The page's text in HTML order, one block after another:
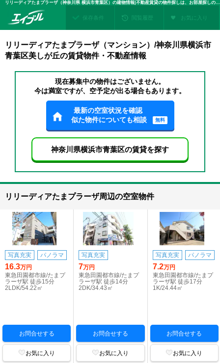
リリーディアたまプラーザ（神奈川県 横浜市青葉区）の建物情報|不動産賃貸の物件探しは、お部屋探しのエイブル
保存条件 閲覧履歴 お気に入り
リリーディアたまプラーザ（マンション）/神奈川県横浜市
青葉区美しが丘の賃貸物件・不動産情報
現在募集中の物件はございません。
今は満室ですが、空予定が出る場合もあります。
最新の空室状況を確認
似た物件についても相談
無料
神奈川県横浜市青葉区の賃貸を探す
リリーディアたまプラーザ周辺の空室物件
写真充実 パノラマ
16.3万円
東急田園都市線/たまプ
ラーザ駅 徒歩15分
2LDK/54.22㎡
お問合せする
お気に入り
写真充実
7万円
東急田園都市線/たまプ
ラーザ駅 徒歩14分
2DK/34.43㎡
お問合せする
お気に入り
写真充実 パノラマ
7.2万円
東急田園都市線/たまプ
ラーザ駅 徒歩17分
1K/24.44㎡
お問合せする
お気に入り